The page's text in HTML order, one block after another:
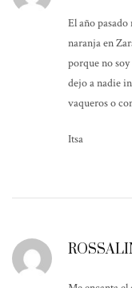
El año
naranja en
porque no
dejo a nadie
vaqueros o
Itsa